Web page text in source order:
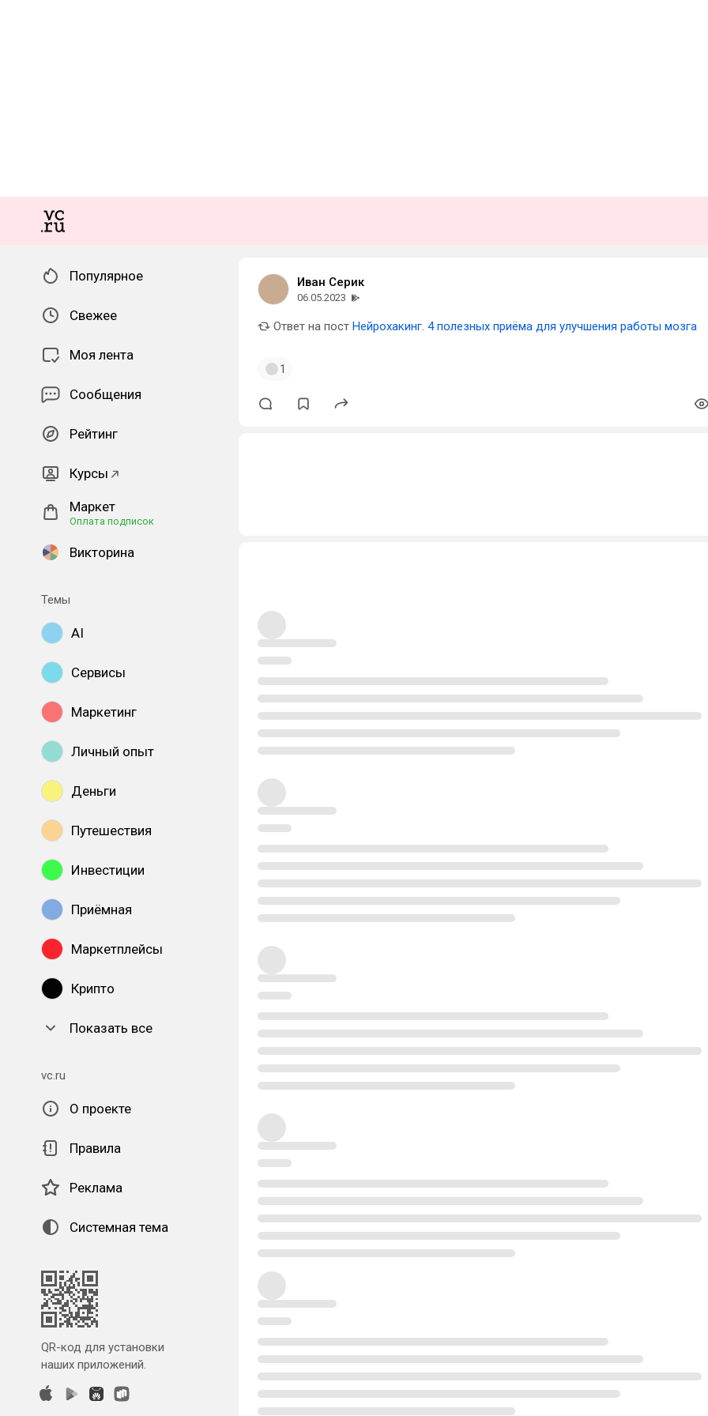
Популярное
Свежее
Моя лента
Сообщения
Рейтинг
Курсы
Маркет
Оплата подписок
Викторина
Темы
AI
Сервисы
Маркетинг
Личный опыт
Деньги
Путешествия
Инвестиции
Приёмная
Маркетплейсы
Крипто
Показать все
vc.ru
О проекте
Правила
Реклама
Системная тема
QR-код для установки
наших приложений.
Иван Серик
06.05.2023
Ответ на пост Нейрохакинг. 4 полезных приёма для улучшения работы мозга
1